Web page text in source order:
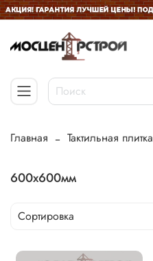
Главная Тактильная плитка
600х600мм